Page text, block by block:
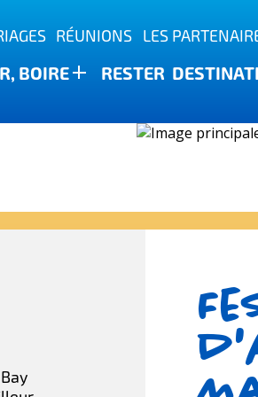
RÉUNIONS LES
BOIRE RESTER